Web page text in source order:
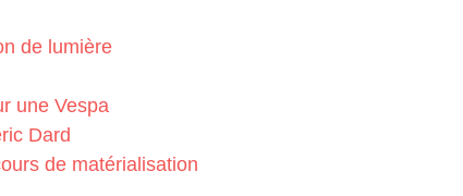
de lumière
une Vespa
Dard
de matérialisation